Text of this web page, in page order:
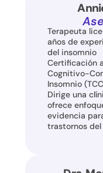
Terapeuta
años de
del insomnio
Certificación
Cognitivo-
Insomnio
Dirige una
ofrece
evidencia
trastornos del